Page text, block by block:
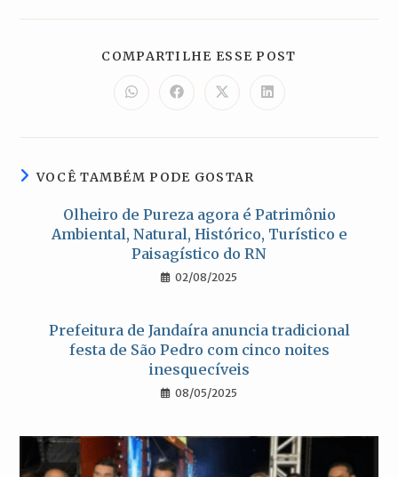
COMPARTILHE ESSE POST
Abre
em
nova
Abre
em
nova
Abre
em
nova
Abre
em
nova
VOCÊ TAMBÉM PODE GOSTAR
Olheiro de Pureza agora é Patrimônio
Ambiental, Natural, Histórico, Turístico e
Paisagístico do RN
02/08/2025
Prefeitura de Jandaíra anuncia tradicional
festa de São Pedro com cinco noites
inesquecíveis
08/05/2025